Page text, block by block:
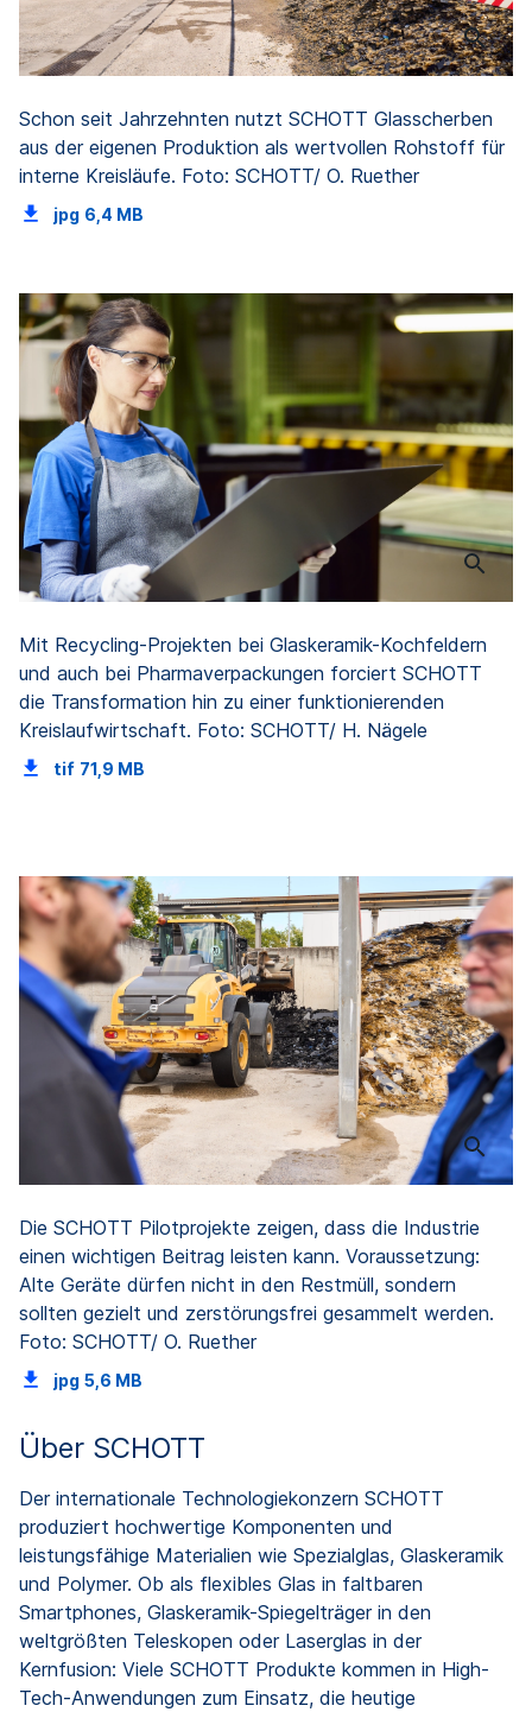
Schon seit Jahrzehnten nutzt SCHOTT Glasscherben
aus der eigenen Produktion als wertvollen Rohstoff für
interne Kreisläufe. Foto: SCHOTT/ O. Ruether
jpg 6,4 MB
Mit Recycling-Projekten bei Glaskeramik-Kochfeldern
und auch bei Pharmaverpackungen forciert SCHOTT
die Transformation hin zu einer funktionierenden
Kreislaufwirtschaft. Foto: SCHOTT/ H. Nägele
tif 71,9 MB
Die SCHOTT Pilotprojekte zeigen, dass die Industrie
einen wichtigen Beitrag leisten kann. Voraussetzung:
Alte Geräte dürfen nicht in den Restmüll, sondern
sollten gezielt und zerstörungsfrei gesammelt werden.
Foto: SCHOTT/ O. Ruether
jpg 5,6 MB
Über SCHOTT
Der internationale Technologiekonzern SCHOTT
produziert hochwertige Komponenten und
leistungsfähige Materialien wie Spezialglas, Glaskeramik
und Polymer. Ob als flexibles Glas in faltbaren
Smartphones, Glaskeramik-Spiegelträger in den
weltgrößten Teleskopen oder Laserglas in der
Kernfusion: Viele SCHOTT Produkte kommen in High-
Tech-Anwendungen zum Einsatz, die heutige